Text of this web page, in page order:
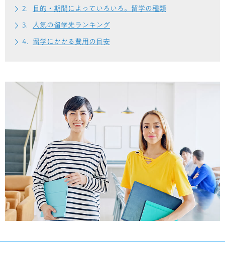
目的・期間によっていろいろ。留学の種類
人気の留学先ランキング
留学にかかる費用の目安